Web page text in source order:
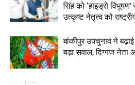
सिंह को ‘हाइड्रो
उत्कृष्ट नेतृत्व को
बांकीपुर उपचुनाव ने
बड़ा सवाल, दिग्गज नेता